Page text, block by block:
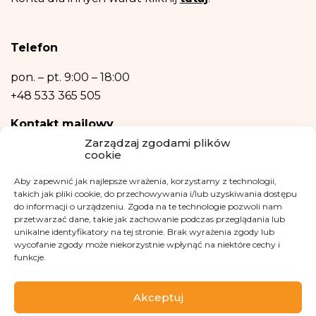
Zarządzaj zgodami plików
cookie
Aby zapewnić jak najlepsze wrażenia, korzystamy z technologii,
takich jak pliki cookie, do przechowywania i/lub uzyskiwania dostępu
do informacji o urządzeniu. Zgoda na te technologie pozwoli nam
przetwarzać dane, takie jak zachowanie podczas przeglądania lub
unikalne identyfikatory na tej stronie. Brak wyrażenia zgody lub
wycofanie zgody może niekorzystnie wpłynąć na niektóre cechy i
funkcje.
Akceptuj
Podanie danych osobowych jest niezbędne do zrealizowania ww. celów.
również w formie profilowania.
Telefon
pon. – pt. 9:00 – 18:00
+48 533 365 505
Kontakt mailowy
kontakt@fundacjakasisi.pl
Inspektor Danych Osobowych
Klaudia Kwiatkowska
iod@fundacjakasisi.pl